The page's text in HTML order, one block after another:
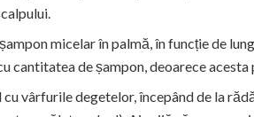
micelar în palmă, în funcție de
cantitatea de șampon, deoarece
vârfurile degetelor, începând de la